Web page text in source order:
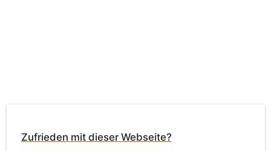
Zufrieden mit dieser Webseite?